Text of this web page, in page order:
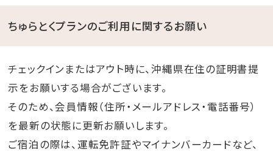
ちゅらとくプランのご利用に関するお願い
チェックインまたはアウト時に、沖縄県在住の証明書提
示をお願いする場合がございます。
そのため、会員情報（住所・メールアドレス・電話番号）
を最新の状態に更新お願いします。
ご宿泊の際は、運転免許証やマイナンバーカードなど、